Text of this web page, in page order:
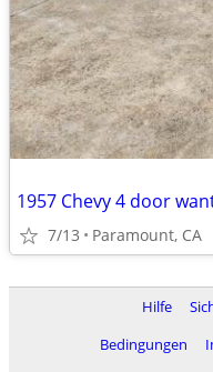
1957 Chevy 4 door
7/13 Paramount, CA
Hilfe
Bedingungen